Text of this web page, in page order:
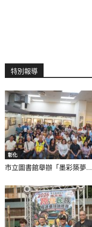
特別報導
彰化
市立圖書館舉辦「墨彩築夢...